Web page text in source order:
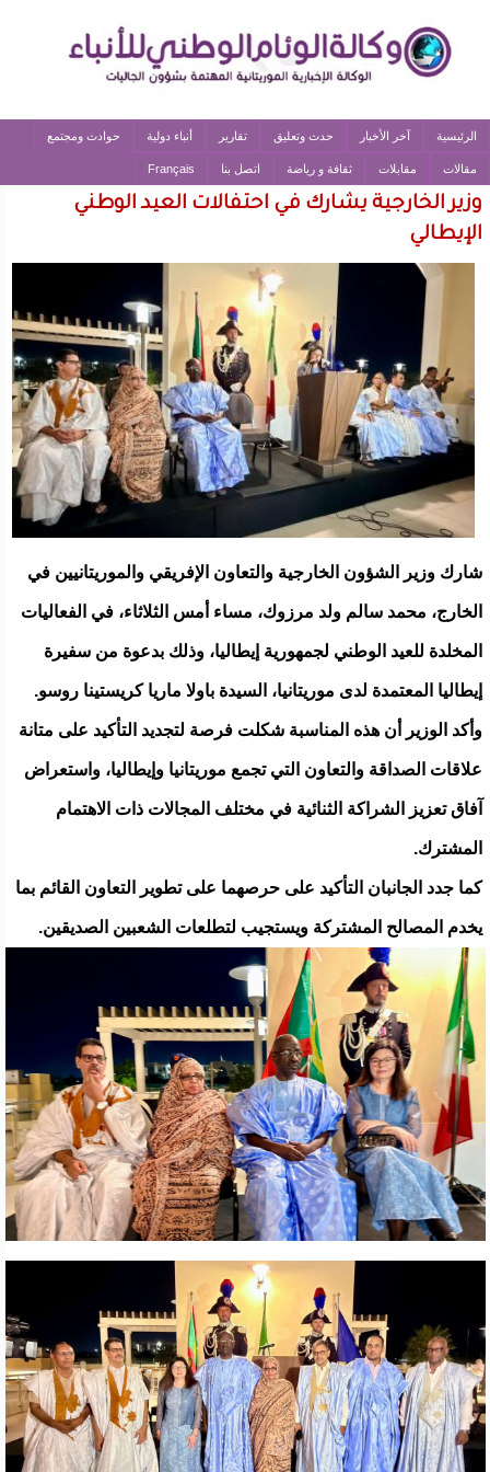
الرئيسية آخر الأخبار حدث وتعليق تقارير أنباء دولية حوادث ومجتمع
مقالات مقابلات ثقافة و رياضة اتصل بنا Français
وزير الخارجية يشارك في احتفالات العيد الوطني
الإيطالي
شارك وزير الشؤون الخارجية والتعاون الإفريقي والموريتانيين في
الخارج، محمد سالم ولد مرزوك، مساء أمس الثلاثاء، في الفعاليات
المخلدة للعيد الوطني لجمهورية إيطاليا، وذلك بدعوة من سفيرة
إيطاليا المعتمدة لدى موريتانيا، السيدة باولا ماريا كريستينا روسو.
وأكد الوزير أن هذه المناسبة شكلت فرصة لتجديد التأكيد على متانة
علاقات الصداقة والتعاون التي تجمع موريتانيا وإيطاليا، واستعراض
آفاق تعزيز الشراكة الثنائية في مختلف المجالات ذات الاهتمام
المشترك.
كما جدد الجانبان التأكيد على حرصهما على تطوير التعاون القائم بما
يخدم المصالح المشتركة ويستجيب لتطلعات الشعبين الصديقين.